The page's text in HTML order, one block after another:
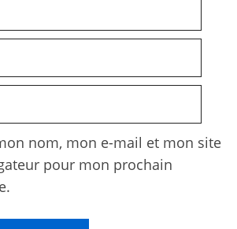
nom, mon e-mail et mon site
pour mon prochain